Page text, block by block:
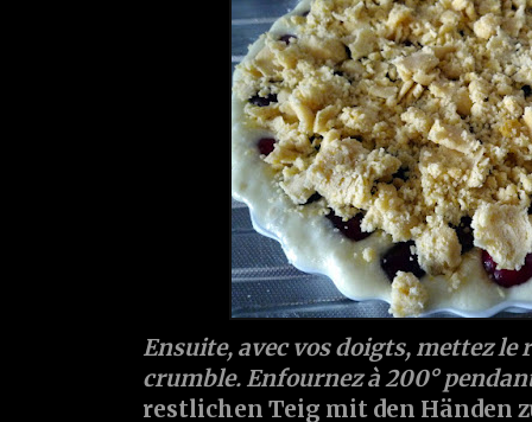
Ensuite, avec vos doigts, mettez le
crumble. Enfournez à 200°
restlichen Teig mit den Händen